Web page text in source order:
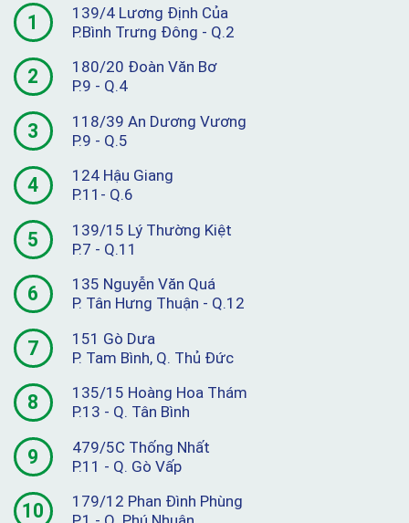
1
139/4 Lương Định Của
P.Bình Trưng Đông - Q.2
2
180/20 Đoàn Văn Bơ
P.9 - Q.4
3
118/39 An Dương Vương
P.9 - Q.5
4
124 Hậu Giang
P.11- Q.6
5
139/15 Lý Thường Kiệt
P.7 - Q.11
6
135 Nguyễn Văn Quá
P. Tân Hưng Thuận - Q.12
7
151 Gò Dưa
P. Tam Bình, Q. Thủ Đức
8
135/15 Hoàng Hoa Thám
P.13 - Q. Tân Bình
9
479/5C Thống Nhất
P.11 - Q. Gò Vấp
10
179/12 Phan Đình Phùng